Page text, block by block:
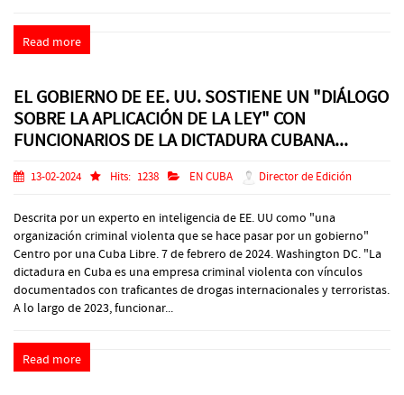
Read more
EL GOBIERNO DE EE. UU. SOSTIENE UN "DIÁLOGO
SOBRE LA APLICACIÓN DE LA LEY" CON
FUNCIONARIOS DE LA DICTADURA CUBANA...
13-02-2024 Hits: 1238 EN CUBA Director de Edición
Descrita por un experto en inteligencia de EE. UU como "una
organización criminal violenta que se hace pasar por un gobierno"
Centro por una Cuba Libre. 7 de febrero de 2024. Washington DC. "La
dictadura en Cuba es una empresa criminal violenta con vínculos
documentados con traficantes de drogas internacionales y terroristas.
A lo largo de 2023, funcionar...
Read more